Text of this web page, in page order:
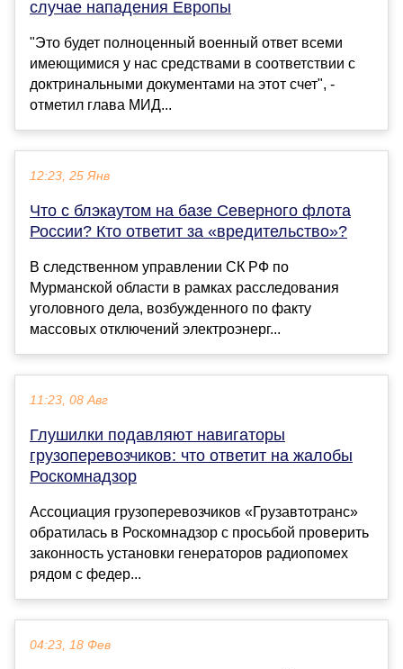
случае нападения Европы
"Это будет полноценный военный ответ всеми
имеющимися у нас средствами в соответствии с
доктринальными документами на этот счет", -
отметил глава МИД...
12:23, 25 Янв
Что с блэкаутом на базе Северного флота
России? Кто ответит за «вредительство»?
В следственном управлении СК РФ по
Мурманской области в рамках расследования
уголовного дела, возбужденного по факту
массовых отключений электроэнерг...
11:23, 08 Авг
Глушилки подавляют навигаторы
грузоперевозчиков: что ответит на жалобы
Роскомнадзор
Ассоциация грузоперевозчиков «Грузавтотранс»
обратилась в Роскомнадзор с просьбой проверить
законность установки генераторов радиопомех
рядом с федер...
04:23, 18 Фев